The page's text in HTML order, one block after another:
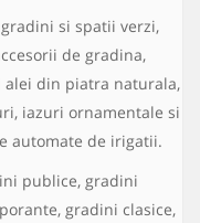
si spatii verzi,
de gradina,
din piatra naturala,
iazuri ornamentale si
automate de irigatii.
publice, gradini
gradini clasice,